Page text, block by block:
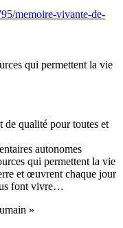
memoire-vivante-de-
qui permettent la vie
qualité pour toutes et
autonomes
qui permettent la vie
et œuvrent chaque jour
font vivre…
»